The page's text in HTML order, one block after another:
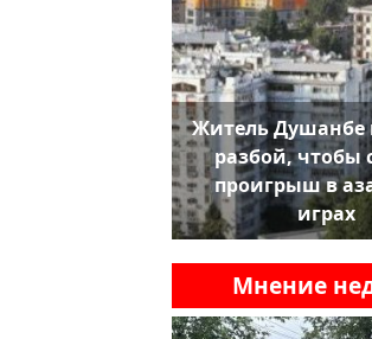
Житель Душанбе
разбой, чтобы
проигрыш в
играх
Мнение